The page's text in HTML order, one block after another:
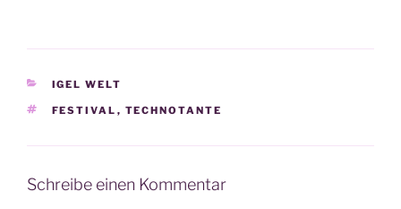
KATEGORIEN
IGEL WELT
SCHLAGWÖRTER
FESTIVAL , TECHNOTANTE
Schreibe einen Kommentar